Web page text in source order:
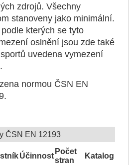
zdrojů. Všechny
stanoveny jako minimální.
kterých se tyto
oslnění jsou zde také
uvedena vymezení
normou ČSN EN
ČSN EN 12193
Účinnost
Počet
stran
Katalog